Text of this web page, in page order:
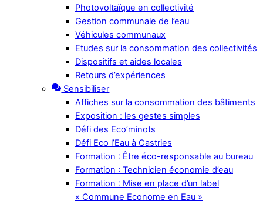
Photovoltaïque en collectivité
Gestion communale de l’eau
Véhicules communaux
Etudes sur la consommation des collectivités
Dispositifs et aides locales
Retours d’expériences
Sensibiliser
Affiches sur la consommation des bâtiments
Exposition : les gestes simples
Défi des Eco’minots
Défi Eco l’Eau à Castries
Formation : Être éco-responsable au bureau
Formation : Technicien économie d’eau
Formation : Mise en place d’un label
« Commune Econome en Eau »